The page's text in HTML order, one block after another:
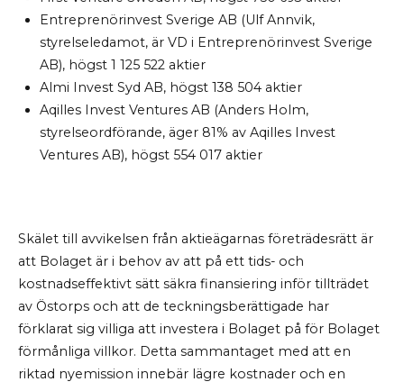
Entreprenörinvest Sverige AB (Ulf Annvik,
styrelseledamot, är VD i Entreprenörinvest Sverige
AB), högst 1 125 522 aktier
Almi Invest Syd AB, högst 138 504 aktier
Aqilles Invest Ventures AB (Anders Holm,
styrelseordförande, äger 81% av Aqilles Invest
Ventures AB), högst 554 017 aktier
Skälet till avvikelsen från aktieägarnas företrädesrätt är
att Bolaget är i behov av att på ett tids- och
kostnadseffektivt sätt säkra finansiering inför tillträdet
av Östorps och att de teckningsberättigade har
förklarat sig villiga att investera i Bolaget på för Bolaget
förmånliga villkor. Detta sammantaget med att en
riktad nyemission innebär lägre kostnader och en